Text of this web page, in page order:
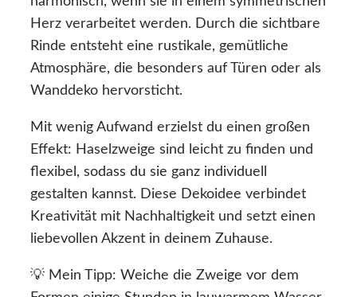
Herz verarbeitet werden. Durch die sichtbare
Rinde entsteht eine rustikale, gemütliche
Atmosphäre, die besonders auf Türen oder als
Wanddeko hervorsticht.
Mit wenig Aufwand erzielst du einen großen
Effekt: Haselzweige sind leicht zu finden und
flexibel, sodass du sie ganz individuell
gestalten kannst. Diese Dekoidee verbindet
Kreativität mit Nachhaltigkeit und setzt einen
liebevollen Akzent in deinem Zuhause.
💡 Mein Tipp: Weiche die Zweige vor dem